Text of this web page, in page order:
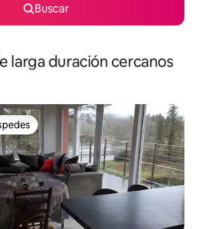
Buscar
larga duración cercanos